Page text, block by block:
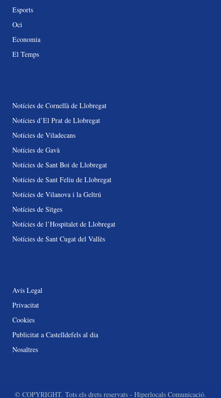
Esports
Oci
Economia
El Temps
Notícies de Cornellà de Llobregat
Notícies d’El Prat de Llobregat
Notícies de Viladecans
Notícies de Gavà
Notícies de Sant Boi de Llobregat
Notícies de Sant Feliu de Llobregat
Notícies de Vilanova i la Geltrú
Notícies de Sitges
Notícies de l’Hospitalet de Llobregat
Notícies de Sant Cugat del Vallès
Avís Legal
Privacitat
Cookies
Publicitat a Castelldefels al dia
Nosaltres
© COPYRIGHT. Tots els drets reservats - Hiperlocals Comunicació.